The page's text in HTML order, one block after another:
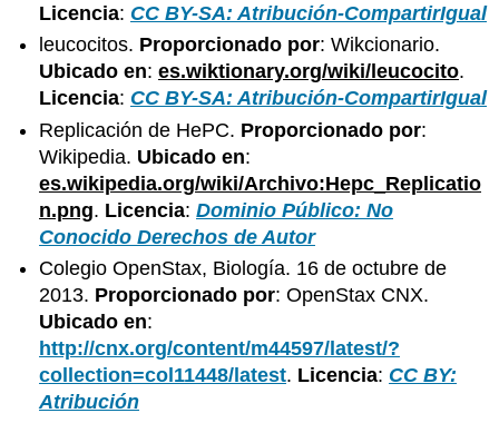
Licencia: CC BY-SA: Atribución-CompartirIgual
leucocitos. Proporcionado por: Wikcionario.
Ubicado en:es.wiktionary.org/wiki/leucocito.
Licencia: CC BY-SA: Atribución-CompartirIgual
Replicación de HePC. Proporcionado por:
Wikipedia. Ubicado en:
es.wikipedia.org/wiki/Archivo:Hepc_Replicatio
n.png. Licencia:Dominio Público: No
Conocido Derechos de Autor
Colegio OpenStax, Biología. 16 de octubre de
2013. Proporcionado por: OpenStax CNX.
Ubicado en:
http://cnx.org/content/m44597/latest/?
collection=col11448/latest. Licencia: CC BY:
Atribución